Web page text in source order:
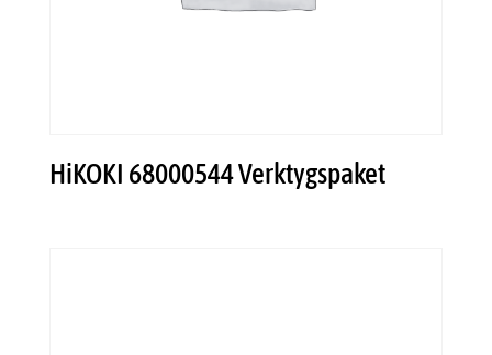
HiKOKI 68000544 Verktygspaket